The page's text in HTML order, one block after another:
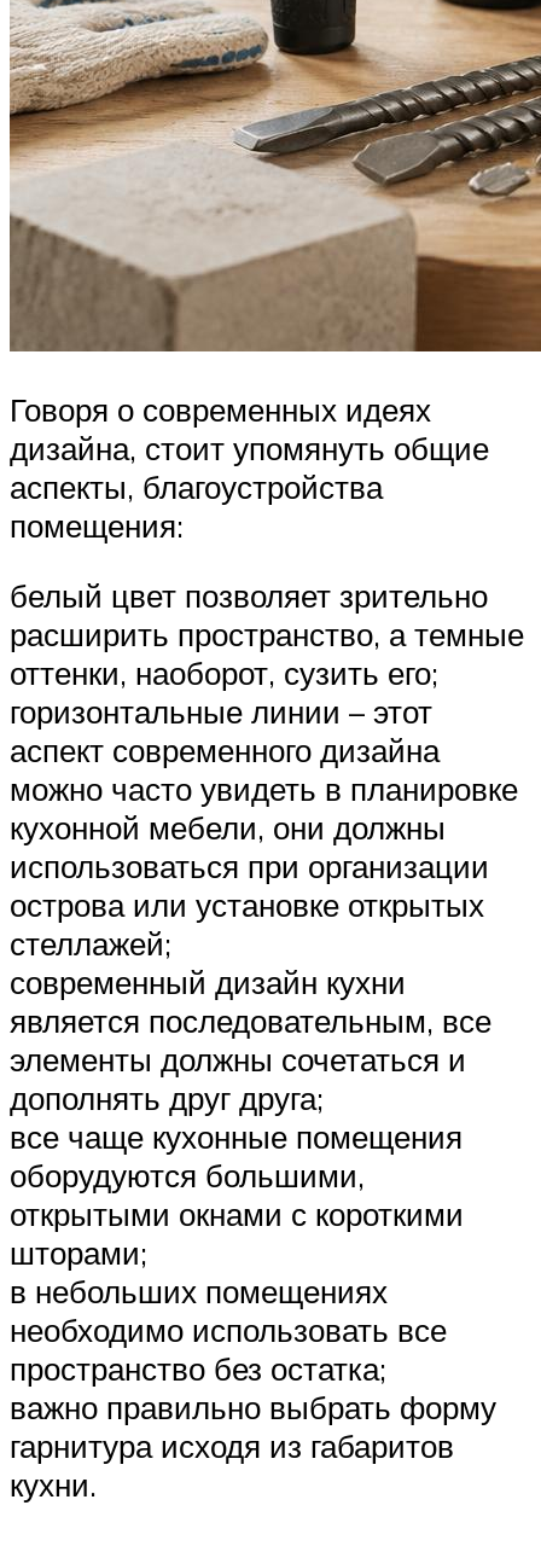
Говоря о современных идеях
дизайна, стоит упомянуть общие
аспекты, благоустройства
помещения:
белый цвет позволяет зрительно
расширить пространство, а темные
оттенки, наоборот, сузить его;
горизонтальные линии – этот
аспект современного дизайна
можно часто увидеть в планировке
кухонной мебели, они должны
использоваться при организации
острова или установке открытых
стеллажей;
современный дизайн кухни
является последовательным, все
элементы должны сочетаться и
дополнять друг друга;
все чаще кухонные помещения
оборудуются большими,
открытыми окнами с короткими
шторами;
в небольших помещениях
необходимо использовать все
пространство без остатка;
важно правильно выбрать форму
гарнитура исходя из габаритов
кухни.